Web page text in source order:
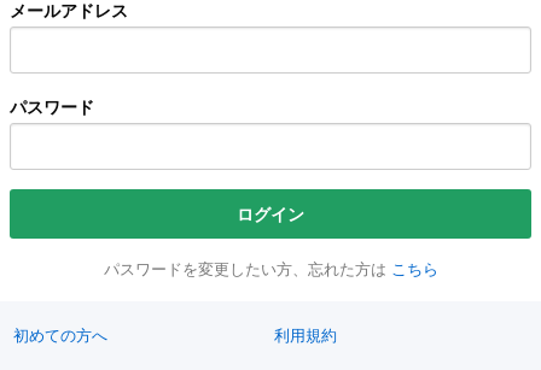
メールアドレス
パスワード
ログイン
パスワードを変更したい方、忘れた方は こちら
初めての方へ 利用規約